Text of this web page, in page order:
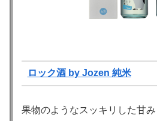
ロック酒 by Jozen 純米
果物のようなスッキリした甘